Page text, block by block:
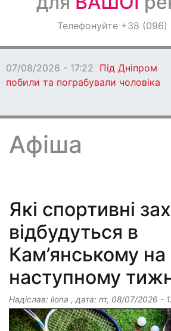
ОголошенняТелефонуйте +38 (096)
07/08/2026 - 17:18
Росіяни знову
атакували Дніпровський район
Афіша
Які спортивні
відбудуться в
Кам’янському на
наступному
Надіслав: ilona , дата: пт, 08/07/2026 -